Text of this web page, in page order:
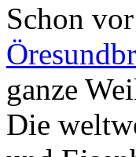
Schon vor
ganze
Die